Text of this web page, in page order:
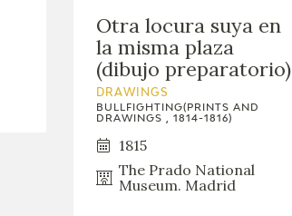
Otra locura suya en
la misma plaza
(dibujo preparatorio)
DRAWINGS
BULLFIGHTING(PRINTS AND
DRAWINGS , 1814-1816)
1815
The Prado National
Museum. Madrid